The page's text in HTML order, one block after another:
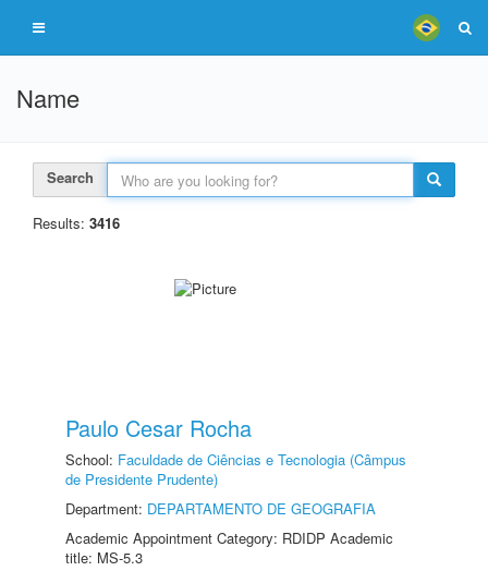
Name
Search
Results: 3416
Paulo Cesar Rocha
School: Faculdade de Ciências e Tecnologia (Câmpus
de Presidente Prudente)
Department: DEPARTAMENTO DE GEOGRAFIA
Academic Appointment Category: RDIDP Academic
title: MS-5.3